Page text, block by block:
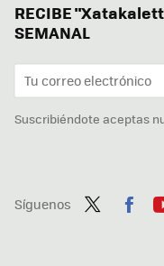
RECIBE
SEMANAL
Suscribiéndote aceptas
Síguenos